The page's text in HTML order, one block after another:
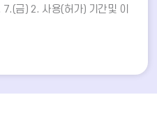
금) 2. 사용(허가) 기간및 이